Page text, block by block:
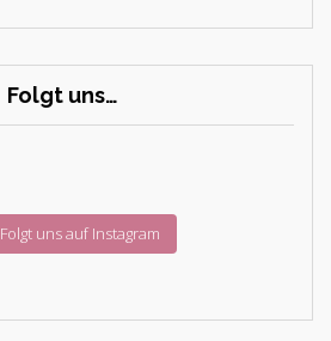
Folgt uns…
Folgt uns auf Instagram